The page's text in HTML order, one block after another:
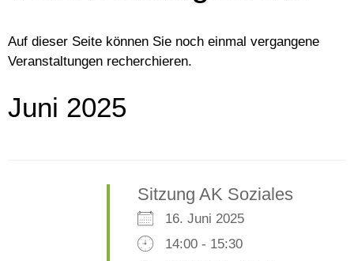
Auf dieser Seite können Sie noch einmal vergangene
Veranstaltungen recherchieren.
Juni 2025
Sitzung AK Soziales
16. Juni 2025
14:00 - 15:30